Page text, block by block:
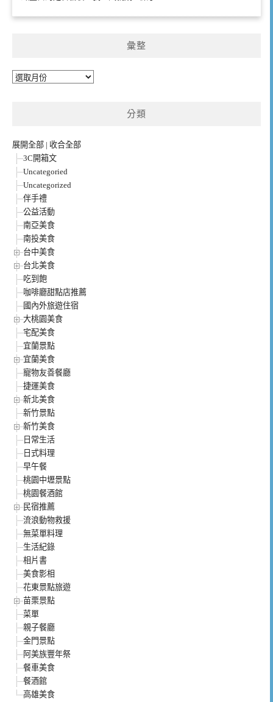
彙整
彙
分類
展開全部 | 收合全部
3C開箱文
Uncategoried
Uncategorized
伴手禮
公益活動
南亞美食
南投美食
台中美食
台北美食
吃到飽
咖啡廳甜點店推薦
國內外旅遊住宿
大桃園美食
宅配美食
宜蘭景點
宜蘭美食
寵物友善餐廳
捷運美食
新北美食
新竹景點
新竹美食
日常生活
日式料理
早午餐
桃園中壢景點
桃園餐酒館
民宿推薦
流浪動物救援
無菜單料理
生活紀錄
相片書
美食影相
花東景點旅遊
苗栗景點
菜單
親子餐廳
金門景點
阿美族豐年祭
餐車美食
餐酒館
高雄美食